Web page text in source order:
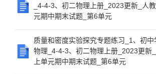
_4-4-3、初二物理上册_2023更新_人
元期中期末试题_第6单元
质量和密度实验探究专题练习_1、初中
物理_4-4-3、初二物理上册_2023更新
上单元期中期末试题_第6单元